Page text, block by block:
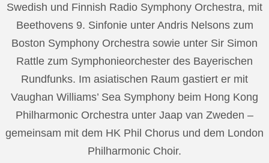
Swedish und Finnish Radio Symphony Orchestra, mit
Beethovens 9. Sinfonie unter Andris Nelsons zum
Boston Symphony Orchestra sowie unter Sir Simon
Rattle zum Symphonieorchester des Bayerischen
Rundfunks. Im asiatischen Raum gastiert er mit
Vaughan Williams’ Sea Symphony beim Hong Kong
Philharmonic Orchestra unter Jaap van Zweden –
gemeinsam mit dem HK Phil Chorus und dem London
Philharmonic Choir.